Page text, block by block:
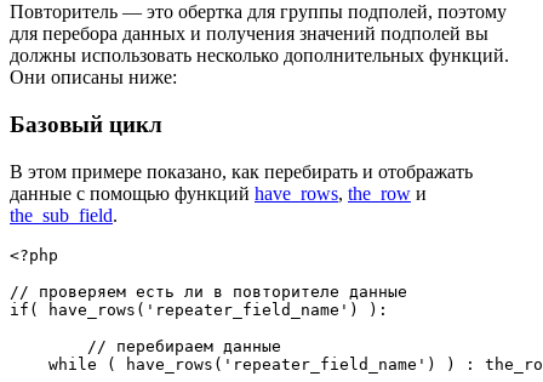
Повторитель — это обертка для группы подполей, поэтому
для перебора данных и получения значений подполей вы
должны использовать несколько дополнительных функций.
Они описаны ниже:
Базовый цикл
В этом примере показано, как перебирать и отображать
данные с помощью функций have_rows, the_row и
the_sub_field.
<?php
// проверяем есть ли в повторителе данные
if ( have_rows ( 'repeater_field_name' ) ) :
// перебираем данные
while
( have_rows ( 'repeater_field_name' ) ) :